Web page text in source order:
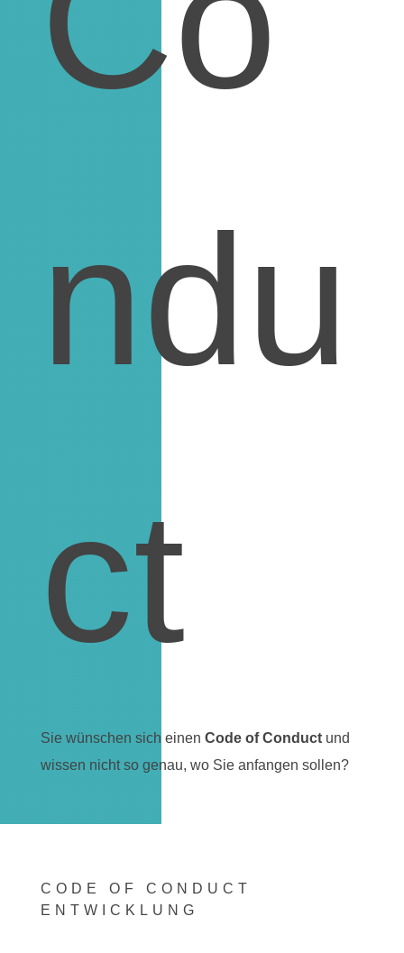
ndu
ct
Sie wünschen sich einen Code of Conduct und
wissen nicht so genau, wo Sie anfangen sollen?
CODE OF CONDUCT
ENTWICKLUNG